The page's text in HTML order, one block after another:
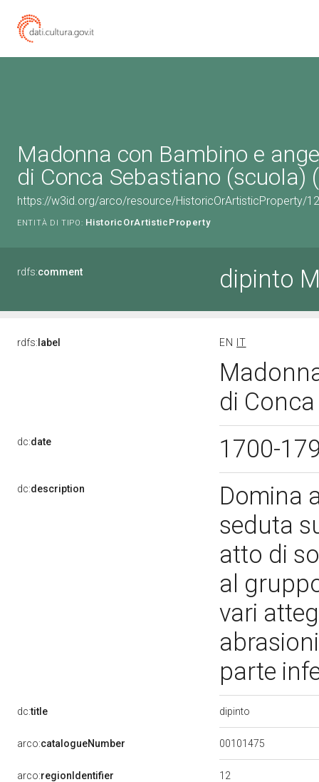
Madonna con Bambino e
di Conca Sebastiano (scuola)
https://w3id.org/arco/resource/HistoricOrArtisticProperty/
ENTITÀ DI TIPO: HistoricOrArtisticProperty
rdfs:comment dipinto
rdfs: label EN IT
di
dc:date 1700-
dc:description
Domina
seduta
atto di
al
vari
parte
dc:title dipinto
arco:catalogueNumber 00101475
arco:regionIdentifier 12